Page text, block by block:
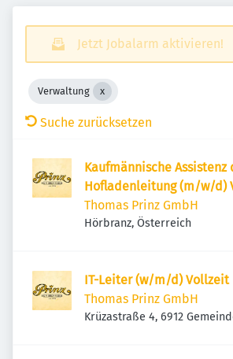
Jetzt Jobalarm aktivieren!
Verwaltung
Suche zurücksetzen
Kaufmännische Assistenz
Hofladenleitung (m/w/d)
Thomas Prinz GmbH
Hörbranz, Österreich
IT-Leiter (w/m/d) Vollzeit
Thomas Prinz GmbH
Krüzastraße 4, 6912